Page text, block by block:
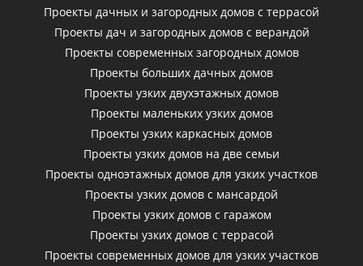
Проекты дачных и загородных домов с террасой
Проекты дач и загородных домов с верандой
Проекты современных загородных домов
Проекты больших дачных домов
Проекты узких двухэтажных домов
Проекты маленьких узких домов
Проекты узких каркасных домов
Проекты узких домов на две семьи
Проекты одноэтажных домов для узких участков
Проекты узких домов с мансардой
Проекты узких домов с гаражом
Проекты узких домов с террасой
Проекты современных домов для узких участков